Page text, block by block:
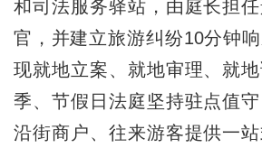
和司法服务驿站，由庭长担
官，并建立旅游纠纷10分钟
现就地立案、就地审理、就
季、节假日法庭坚持驻点值守
沿街商户、往来游客提供一站